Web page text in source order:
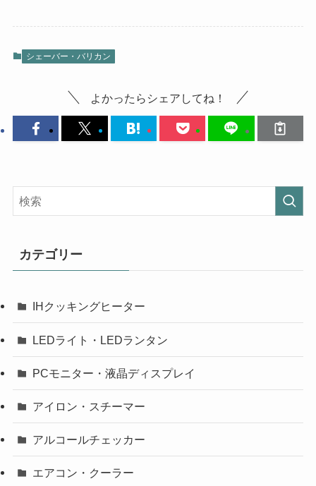
シェーバー・バリカン
よかったらシェアしてね！
カテゴリー
IHクッキングヒーター
LEDライト・LEDランタン
PCモニター・液晶ディスプレイ
アイロン・スチーマー
アルコールチェッカー
エアコン・クーラー